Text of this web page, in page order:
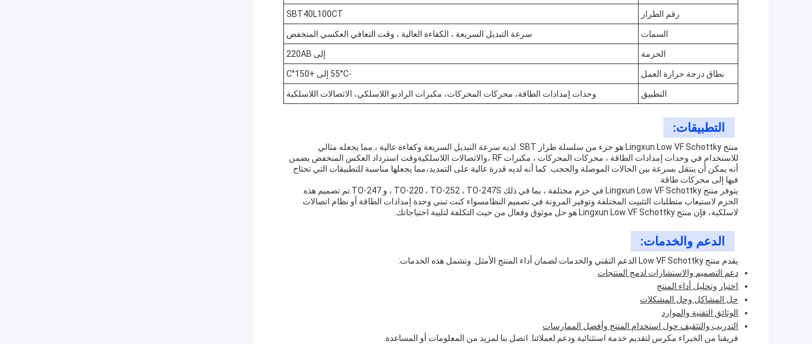
رقم الطراز SBT40L100CT
السمات سرعة التبديل السريعة ، الكفاءة العالية ، وقت التعافي العكسي المنخفض
الحزمة إلى 220AB
نطاق درجة حرارة العمل -55°C إلى +150°C
التطبيق وحدات إمدادات الطاقة، محركات المحركات، مكبرات الراديو اللاسلكي، الاتصالات اللاسلكية
التطبيقات:
منتج Lingxun Low VF Schottky هو جزء من سلسلة طراز SBT. لديه سرعة التبديل السريعة وكفاءة عالية ، مما يجعله مثالي
للاستخدام في وحدات إمدادات الطاقة ، محركات المحركات ، مكبرات RF ،والاتصالات اللاسلكيةوقت استرداد العكس المنخفض يضمن
أنه يمكن أن ينتقل بسرعة بين الحالات الموصلة والحجب. كما أنه لديه قدرة عالية على التمديد،مما يجعلها مناسبة للتطبيقات التي تحتاج
فيها إلى محركات طاقة.
يتوفر منتج Lingxun Low VF Schottky في حزم مختلفة ، بما في ذلك TO-220 ، TO-252 ، TO-247S ، و TO-247.تم تصميم هذه
الحزم لاستيعاب متطلبات التثبيت المختلفة وتوفير المرونة في تصميم النظامسواء كنت تبني وحدة إمدادات الطاقة أو نظام اتصالات
لاسلكية، فإن منتج Lingxun Low VF Schottky هو حل موثوق وفعال من حيث التكلفة لتلبية احتياجاتك.
الدعم والخدمات:
يقدم منتج Low VF Schottky الدعم التقني والخدمات لضمان أداء المنتج الأمثل. وتشمل هذه الخدمات:
دعم التصميم والاستشارات لدمج المنتجات
اختبار وتحليل أداء المنتج
حل المشاكل وحل المشكلات
الوثائق التقنية والموارد
التدريب والتثقيف حول استخدام المنتج وأفضل الممارسات
فريقنا من الخبراء مكرس لتقديم خدمة استثنائية ودعم لعملائنا. اتصل بنا لمزيد من المعلومات أو المساعدة.